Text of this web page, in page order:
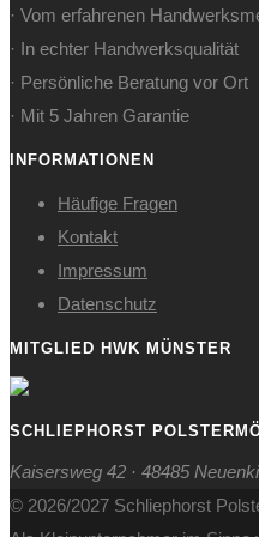
· Vom erfahrenen
· In echter Handwerksqualität
· Persönliche Beratung vor Ort
· Mit 5 Jahren Garantie
INFORMATIONEN
Häufige Fragen
Kontakt
Impressum
Datenschutz
MITGLIED HWK MÜNSTER
SCHLIEPHORST
Kaisersweg 42 · 48485
© 2026/2027 Schliephorst